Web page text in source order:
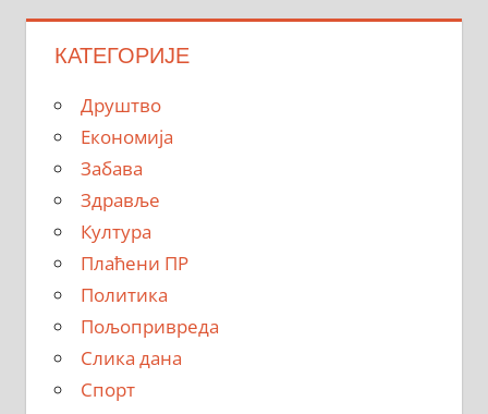
КАТЕГОРИЈЕ
Друштво
Економија
Забава
Здравље
Култура
Плаћени ПР
Политика
Пољопривреда
Слика дана
Спорт